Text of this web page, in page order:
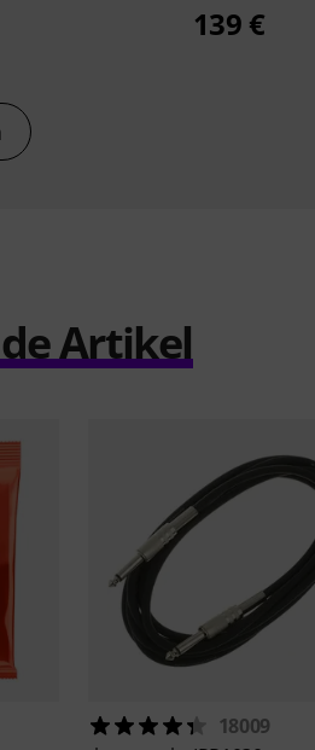
139 €
Artikel
18009